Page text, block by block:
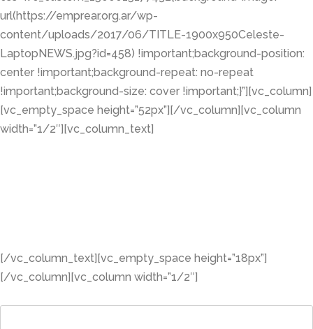
url(https://emprear.org.ar/wp-
content/uploads/2017/06/TITLE-1900x950Celeste-
LaptopNEWS.jpg?id=458) !important;background-position:
center !important;background-repeat: no-repeat
!important;background-size: cover !important;}”][vc_column]
[vc_empty_space height=”52px”][/vc_column][vc_column
width=”1/2″][vc_column_text]
[/vc_column_text][vc_empty_space height=”18px”]
[/vc_column][vc_column width=”1/2″]